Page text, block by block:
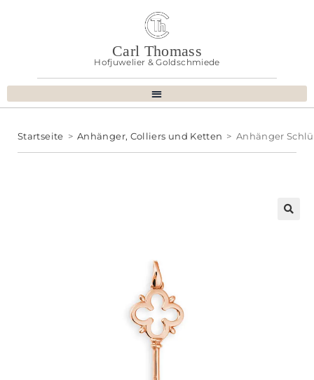
Carl Thomass
Hofjuwelier & Goldschmiede
Startseite > Anhänger, Colliers und Ketten > Anhänger